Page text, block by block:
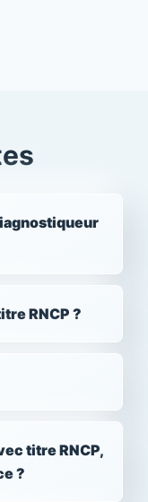
RNCP ?
titre RNCP,
?